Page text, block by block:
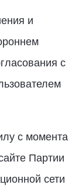
и
с
с момента
Партии
сети